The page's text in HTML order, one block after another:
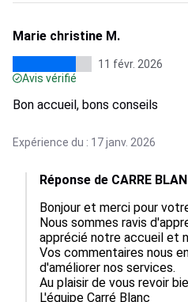
Marie christine M.
11 févr. 2026
Avis vérifié
Bon accueil, bons conseils
Expérience du : 17 janv. 2026
Réponse de CARRE
Bonjour et merci pour
Nous sommes ravis
apprécié notre accueil et
Vos commentaires nous
d'améliorer nos services.
Au plaisir de vous revoir
L'équipe Carré Blanc